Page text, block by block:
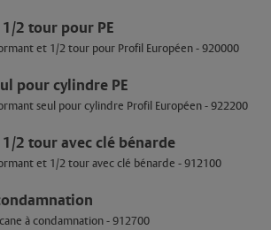
2 tour pour PE
et 1/2 tour pour Profil Européen - 920000
pour cylindre PE
seul pour cylindre Profil Européen - 922200
2 tour avec clé bénarde
et 1/2 tour avec clé bénarde - 912100
à condamnation - 912700